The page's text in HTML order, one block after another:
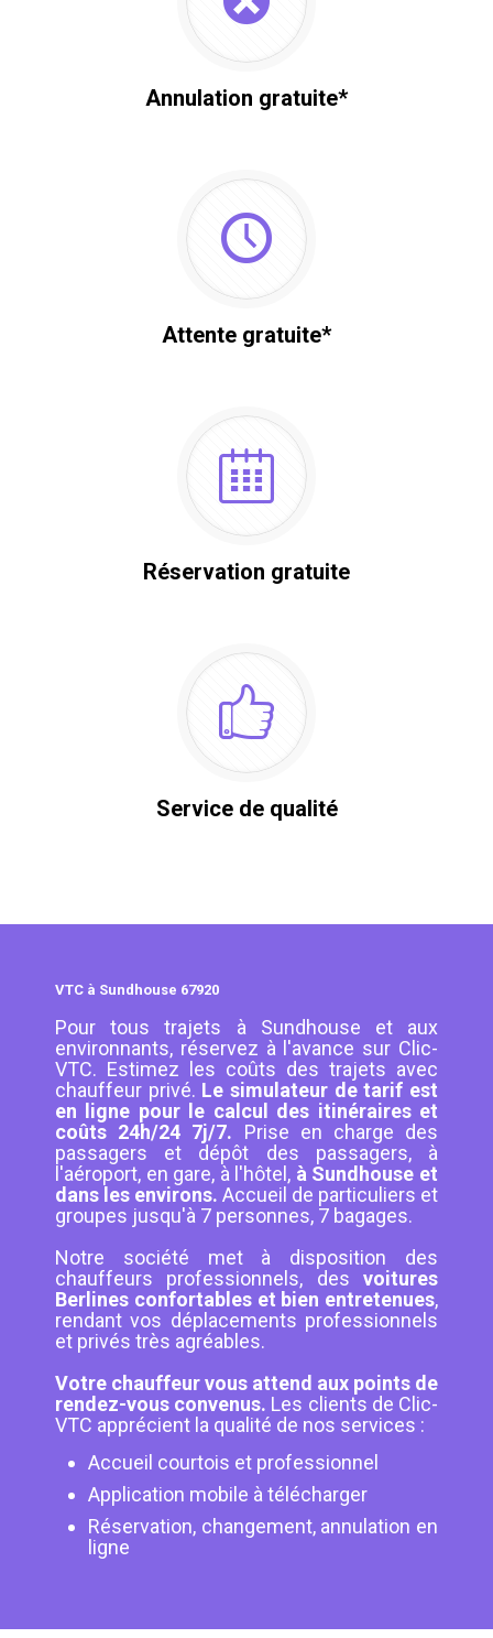
Annulation gratuite*
Attente gratuite*
Réservation gratuite
Service de qualité
VTC à Sundhouse 67920
Pour tous trajets à Sundhouse et aux
environnants, réservez à l'avance sur Clic-
VTC. Estimez les coûts des trajets avec
chauffeur privé. Le simulateur de tarif est
en ligne pour le calcul des itinéraires et
coûts 24h/24 7j/7. Prise en charge des
passagers et dépôt des passagers, à
l'aéroport, en gare, à l'hôtel, à Sundhouse et
dans les environs. Accueil de particuliers et
groupes jusqu'à 7 personnes, 7 bagages.
Notre société met à disposition des
chauffeurs professionnels, des voitures
Berlines confortables et bien entretenues,
rendant vos déplacements professionnels
et privés très agréables.
Votre chauffeur vous attend aux points de
rendez-vous convenus. Les clients de Clic-
VTC apprécient la qualité de nos services :
Accueil courtois et professionnel
Application mobile à télécharger
Réservation, changement, annulation en
ligne